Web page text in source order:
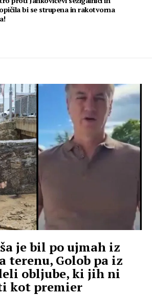
bi se strupena in rakotvorna
je bil po ujmah iz
terenu, Golob pa iz
obljube, ki jih ni
kot premier